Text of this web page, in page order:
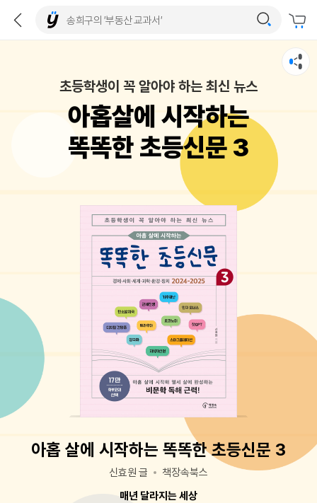
초등학생이 꼭 알아야 하는 최신 뉴스
아홉살에 시작하는
똑똑한 초등신문 3
아홉 살에 시작하는 똑똑한 초등신문 3
신효원 글
책장속북스
매년 달라지는 세상